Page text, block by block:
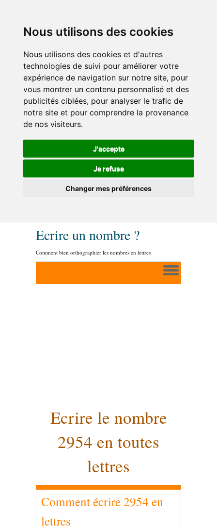
Nous utilisons des cookies
Nous utilisons des cookies et d'autres
technologies de suivi pour améliorer votre
expérience de navigation sur notre site, pour
vous montrer un contenu personnalisé et des
publicités ciblées, pour analyser le trafic de
notre site et pour comprendre la provenance
de nos visiteurs.
J'accepte
Je refuse
Changer mes préférences
Ecrire un nombre ?
Comment bien orthographier les nombres en lettres
Ecrire le nombre
2954 en toutes
lettres
Comment écrire 2954 en
lettres